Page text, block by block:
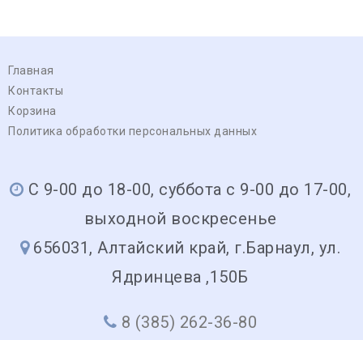
Главная
Контакты
Корзина
Политика обработки персональных данных
С 9-00 до 18-00, суббота с 9-00 до 17-00,
выходной воскресенье
656031, Алтайский край, г.Барнаул, ул.
Ядринцева ,150Б
8 (385) 262-36-80